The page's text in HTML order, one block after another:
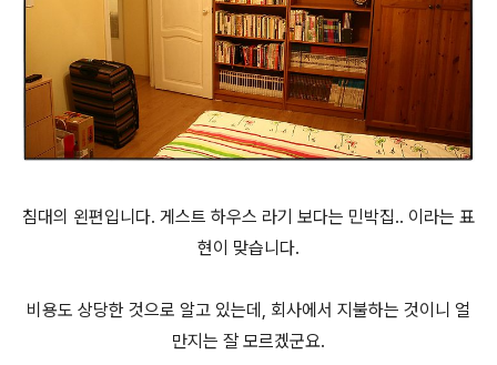
침대의 왼편입니다. 게스트 하우스 라기 보다는 민박집.. 이라는 표
현이 맞습니다.
비용도 상당한 것으로 알고 있는데, 회사에서 지불하는 것이니 얼
만지는 잘 모르겠군요.